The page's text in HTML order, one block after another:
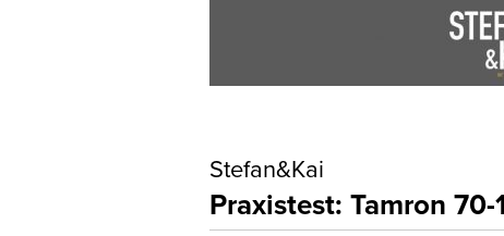
Stefan&Kai
Praxistest: Tamron